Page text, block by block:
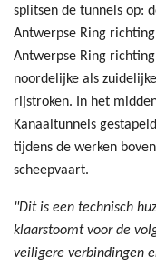
splitsen de tunnels op:
Antwerpse Ring
Antwerpse Ring
noordelijke als
rijstroken. In het
Kanaaltunnels
tijdens de werken
scheepvaart.
"Dit is een technisch
klaarstoomt voor de
veiligere verbindingen